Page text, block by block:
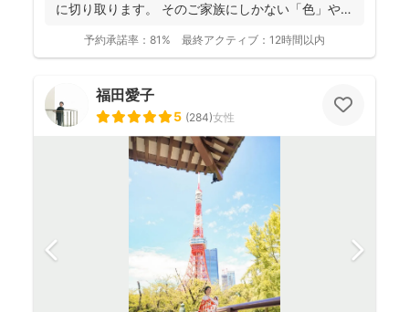
に切り取ります。 そのご家族にしかない「色」や、
予約承諾率： 81% 最終アクティブ： 12時間以内
福田愛子
5 (284)女性